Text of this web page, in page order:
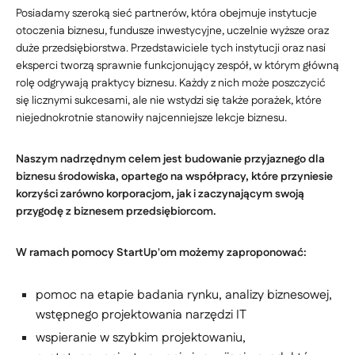
Posiadamy szeroką sieć partnerów, która obejmuje instytucje
otoczenia biznesu, fundusze inwestycyjne, uczelnie wyższe oraz
duże przedsiębiorstwa. Przedstawiciele tych instytucji oraz nasi
eksperci tworzą sprawnie funkcjonujący zespół, w którym główną
rolę odgrywają praktycy biznesu. Każdy z nich może poszczycić
się licznymi sukcesami, ale nie wstydzi się także porażek, które
niejednokrotnie stanowiły najcenniejsze lekcje biznesu.
Naszym nadrzędnym celem jest budowanie przyjaznego dla
biznesu środowiska, opartego na współpracy, które przyniesie
korzyści zarówno korporacjom, jak i zaczynającym swoją
przygodę z biznesem przedsiębiorcom.
W ramach pomocy StartUp'om możemy zaproponować:
pomoc na etapie badania rynku, analizy biznesowej,
wstępnego projektowania narzędzi IT
wspieranie w szybkim projektowaniu,